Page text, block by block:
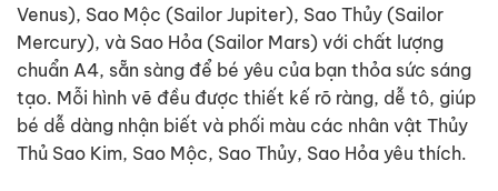
Venus), Sao Mộc (Sailor Jupiter), Sao Thủy (Sailor
Mercury), và Sao Hỏa (Sailor Mars) với chất lượng
chuẩn A4, sẵn sàng để bé yêu của bạn thỏa sức sáng
tạo. Mỗi hình vẽ đều được thiết kế rõ ràng, dễ tô, giúp
bé dễ dàng nhận biết và phối màu các nhân vật Thủy
Thủ Sao Kim, Sao Mộc, Sao Thủy, Sao Hỏa yêu thích.